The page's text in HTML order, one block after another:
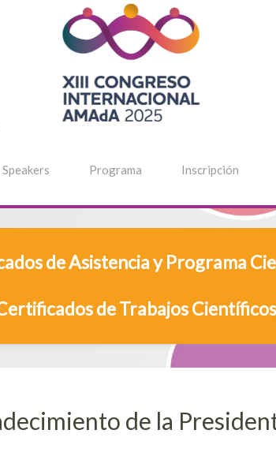
Speakers Programa Inscripción
de Asistencia y Programa
de Trabajos Científicos
de la